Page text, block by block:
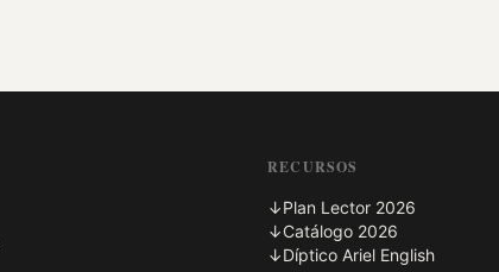
RECURSOS
↓Plan Lector 2026
↓Catálogo 2026
↓Díptico Ariel English